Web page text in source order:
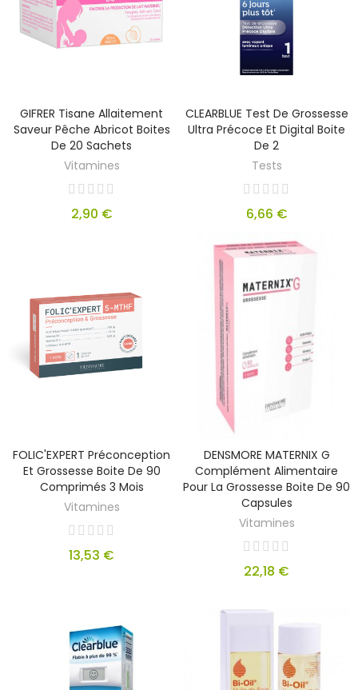
GIFRER Tisane Allaitement
Saveur Pêche Abricot Boites
De 20 Sachets
Vitamines
2,90 €
CLEARBLUE Test De Grossesse
Ultra Précoce Et Digital Boite
De 2
Tests
6,66 €
FOLIC'EXPERT Préconception
Et Grossesse Boite De 90
Comprimés 3 Mois
Vitamines
13,53 €
DENSMORE MATERNIX G
Complément Alimentaire
Pour La Grossesse Boite De 90
Capsules
Vitamines
22,18 €